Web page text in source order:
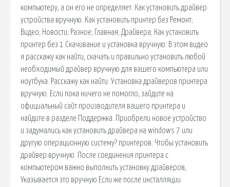
компьютеру, а он его не определяет. Как установить драйвер
устройства вручную. Как установить принтер без Ремонт;
Видео; Новости; Разное; Главная; Драйвера; Как установить
принтер без 1 Скачивание и установка вручную. В этом видео
я расскажу как найти, скачать и правильно установить любой
необходимый драйвер вручную для вашего компьютера или
ноутбука. Расскажу как найти. Установка драйверов принтера
вручную. Если пока ничего не помогло, зайдите на
официальный сайт производителя вашего принтера и
найдите в разделе Поддержка. Приобрели новое устройство
и задумались как установить драйвера на windows 7 или
другую операционную систему? принтеров. Чтобы установить
драйвер вручную. После соединения принтера с
компьютером важно выполнить установку драйверов,
Указывается это вручную Если же после инсталляции